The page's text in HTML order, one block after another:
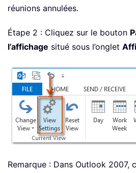
réunions annulées.
Étape 2 : Cliquez sur le bouton
l’affichage situé sous l’onglet
Remarque : Dans Outlook 2007,